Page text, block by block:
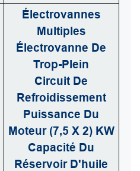
Électrovannes
Multiples
Électrovanne De
Trop-Plein
Circuit De
Refroidissement
Puissance Du
Moteur (7,5 X 2) KW
Capacité Du
Réservoir D'huile